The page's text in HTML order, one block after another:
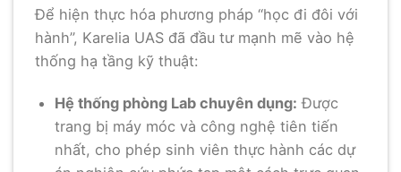
Để hiện thực hóa phương pháp “học đi đôi với
hành”, Karelia UAS đã đầu tư mạnh mẽ vào hệ
thống hạ tầng kỹ thuật:
Hệ thống phòng Lab chuyên dụng: Được
trang bị máy móc và công nghệ tiên tiến
nhất, cho phép sinh viên thực hành các dự